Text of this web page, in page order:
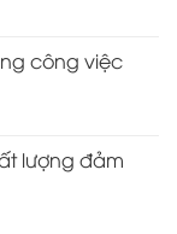
công việc
lượng đảm